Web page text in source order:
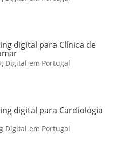
digital para Clínica de
Digital em Portugal
digital para Cardiologia
Digital em Portugal